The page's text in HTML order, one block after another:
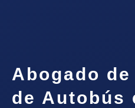
Abogado
de Autobús